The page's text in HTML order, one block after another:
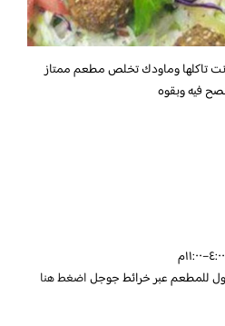
تاكلها وماودك تخلصمطعم ممتاز
فيه وبقوه
للمطعم عبر خرائط جوجلاضغط هنا